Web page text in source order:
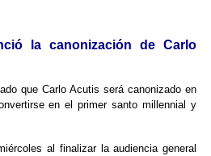
la canonización de Carlo
que Carlo Acutis será canonizado en
en el primer santo millennial y
al finalizar la audiencia general